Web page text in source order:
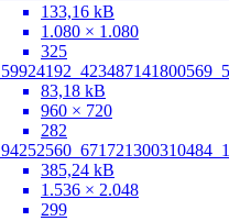
133,16 kB
1.080 × 1.080
325
83,18 kB
960 × 720
282
385,24 kB
1.536 × 2.048
299